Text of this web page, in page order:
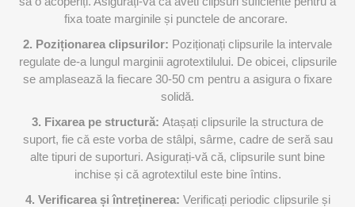
fixa toate marginile și punctele de ancorare.
2. Poziționarea clipsurilor: Poziționați clipsurile la intervale
regulate de-a lungul marginii agrotextilului. De obicei, clipsurile
se amplasează la fiecare 30-50 cm pentru a asigura o fixare
solidă.
3. Fixarea pe structură: Atașați clipsurile la structura de
suport, fie cǎ este vorba de stâlpi, sârme, cadre de seră sau
alte tipuri de suporturi. Asigurați-vă că, clipsurile sunt bine
inchise și cǎ agrotextilul este bine întins.
4. Verificarea și întreținerea: Verificați periodic clipsurile și